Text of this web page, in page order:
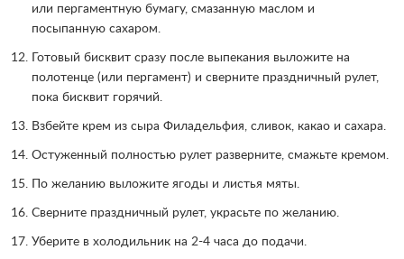
или пергаментную бумагу, смазанную маслом и
посыпанную сахаром.
Готовый бисквит сразу после выпекания выложите на
полотенце (или пергамент) и сверните праздничный рулет,
пока бисквит горячий.
Взбейте крем из сыра Филадельфия, сливок, какао и сахара.
Остуженный полностью рулет разверните, смажьте кремом.
По желанию выложите ягоды и листья мяты.
Сверните праздничный рулет, украсьте по желанию.
Уберите в холодильник на 2-4 часа до подачи.